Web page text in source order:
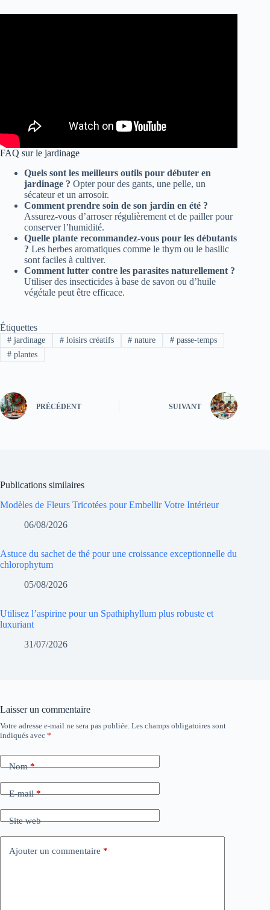
FAQ sur le jardinage
Quels sont les meilleurs outils pour débuter en
jardinage ? Opter pour des gants, une pelle, un
sécateur et un arrosoir.
Comment prendre soin de son jardin en été ?
Assurez-vous d’arroser régulièrement et de pailler pour
conserver l’humidité.
Quelle plante recommandez-vous pour les débutants
? Les herbes aromatiques comme le thym ou le basilic
sont faciles à cultiver.
Comment lutter contre les parasites naturellement ?
Utiliser des insecticides à base de savon ou d’huile
végétale peut être efficace.
Étiquettes
#jardinage #loisirs créatifs # nature # passe-temps
#plantes
PRÉCÉDENT SUIVANT
Publications similaires
Modèles de Fleurs Tricotées pour Embellir Votre Intérieur
06/08/2026
Astuce du sachet de thé pour une croissance exceptionnelle du
chlorophytum
05/08/2026
Utilisez l’aspirine pour un Spathiphyllum plus robuste et
luxuriant
31/07/2026
Laisser un commentaire
Votre adresse e-mail ne sera pas publiée. Les champs obligatoires sont
indiqués avec *
Nom*
E-mail*
Site web
Ajouter un commentaire *